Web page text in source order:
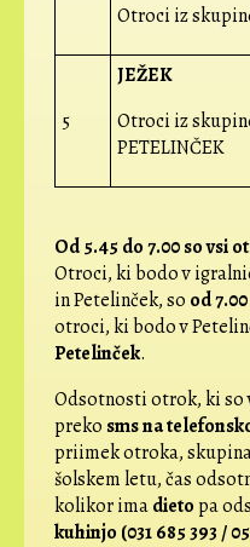
Otroci iz
5
JEŽEK
Otroci iz
PETELINČEK
Od 5.45 do 7.00 so vsi
Otroci, ki bodo v
in Petelinček, so od 7.00
otroci, ki bodo v
Petelinček.
Odsotnosti otrok, ki so
preko sms na
priimek otroka,
šolskem letu, čas
kolikor imadietopa
kuhinjo (031 685 393 /